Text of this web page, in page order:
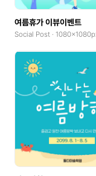
여름휴가 이뷰이벤트
Social Post ·